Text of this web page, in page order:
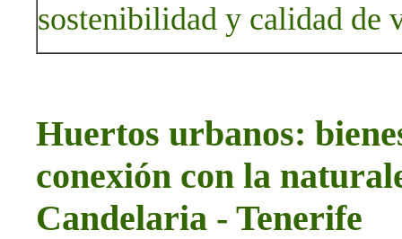
sostenibilidad y calidad de
Huertos urbanos:
conexión con la
Candelaria - Tenerife